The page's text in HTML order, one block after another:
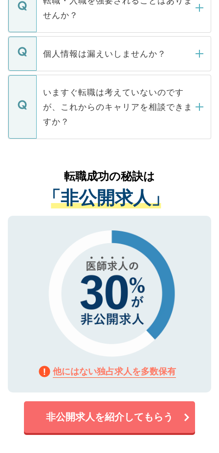
けない「非公開求人」です。非公開求人は
下記の理由によって、一般には公開してい
ません。
■応募殺到を避けるため 人気のある医療機
関を公にしてしまうと、応募が殺到する場
に、医療機関が求める条件に合った人材の
みを人材紹介会社に依頼するケースが増え
ています。
せんか？
転職・入職を強要することは一切ありませ
ん。また、仮に応募先から内定をいただい
定を承諾する必要はありません。内定先へ
の辞退の連絡はキャリアパートナーが行い
個人情報は漏えいしませんか？
個人情報が漏えいすることはありませんの
で、ご安心ください。当サイトからの登録
などで収集したご登録者様の個人情報は、
ご本人のキャリアアップおよび転職活動の
支援を目的に使用いたします。お預かりし
ているすべての個人データはご本人の許可
は、個人情報の取り扱いについての厳密な
管理基準を満たした事業者のみに付与され
る、プライバシーマークを取得済みです。
で、機密保持に関してもご安心ください。
いますぐ転職は考えていないのです
が、これからのキャリアを相談できま
すか？
かがいして、現在の医療機関の状況や紹介
経験をまじえながら、適切なアドバイスを
させていただきます。すぐにご転職をされ
ない方には、長期的なサポートが可能です
ので、まずはご登録ください。
転職成功の秘訣は
「非公開求人」
他にはない独占求人を多数保有
非公開求人を紹介してもらう